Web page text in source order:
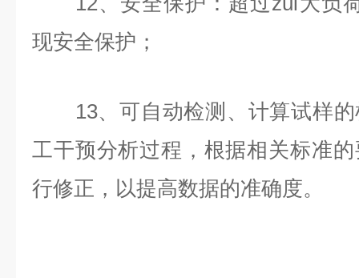
现安全保护；
13、可自动检测、计算试样的
工干预分析过程，根据相关标准
行修正，以提高数据的准确度。